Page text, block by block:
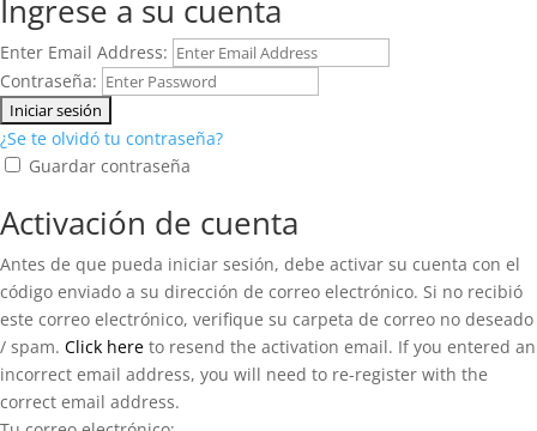
Ingrese a su cuenta
Enter Email Address:
Contraseña:
¿Se te olvidó tu contraseña?
Guardar contraseña
Activación de cuenta
Antes de que pueda iniciar sesión, debe activar su cuenta con el
código enviado a su dirección de correo electrónico. Si no recibió
este correo electrónico, verifique su carpeta de correo no deseado
/ spam. Click here to resend the activation email. If you entered an
incorrect email address, you will need to re-register with the
correct email address.